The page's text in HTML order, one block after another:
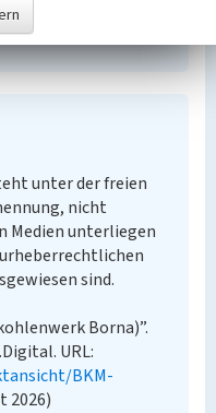
unter der freien
nicht
Medien unterliegen
sind.
Borna)”.
URL:
BKM-
2026)